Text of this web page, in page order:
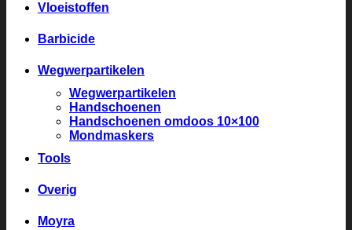
Vloeistoffen
Barbicide
Wegwerpartikelen
Wegwerpartikelen
Handschoenen
Handschoenen omdoos 10×100
Mondmaskers
Tools
Overig
Moyra